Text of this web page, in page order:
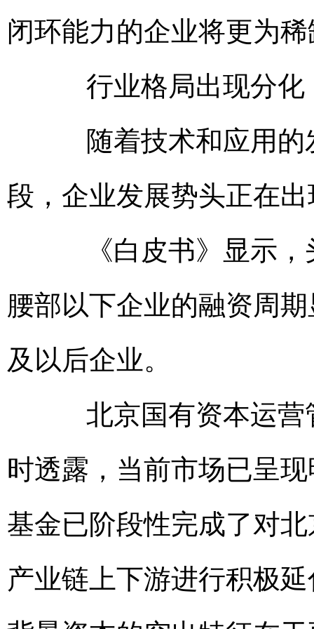
闭环能力的企业将更为稀
行业格局出现分化
随着技术和应用的
段，企业发展势头正在
《白皮书》显示，
腰部以下企业的融资周
及以后企业。
北京国有资本运营
时透露，当前市场已呈
基金已阶段性完成了对
产业链上下游进行积极